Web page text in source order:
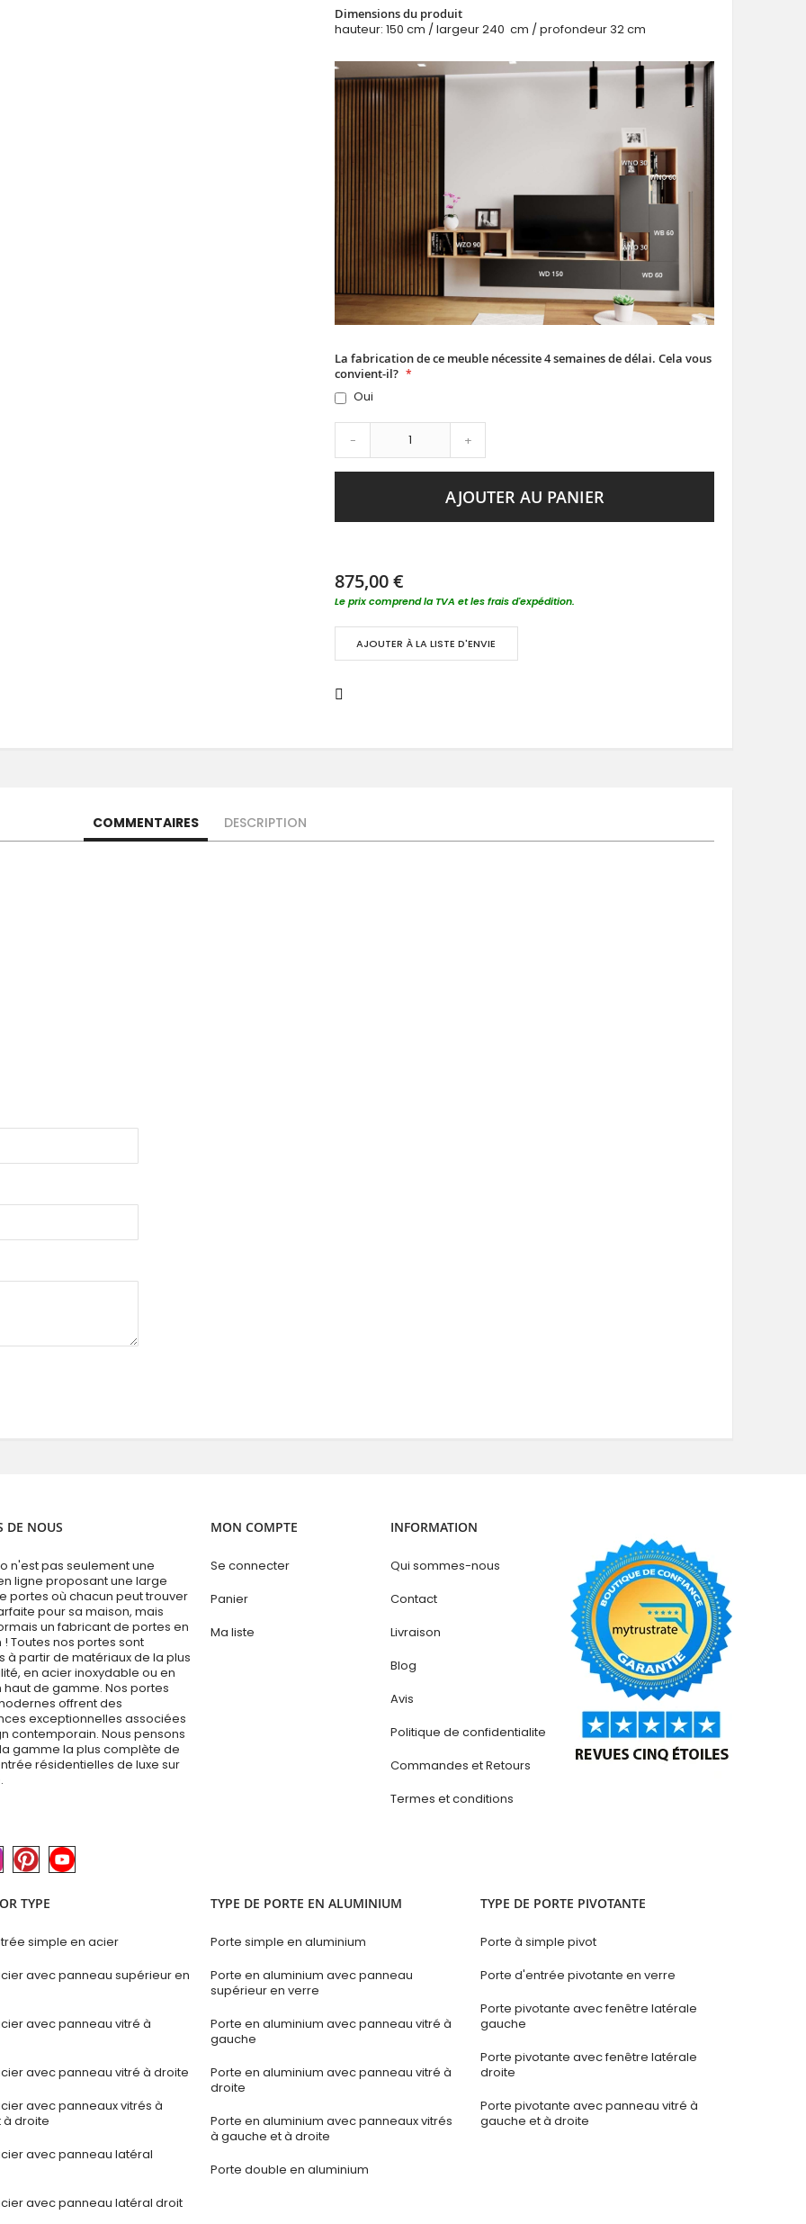
Dimensions du produit
hauteur: 150 cm / largeur 240 cm / profondeur 32 cm
La fabrication de ce meuble nécessite 4 semaines de délai. Cela vous
convient-il?
Oui
- +
AJOUTER AU PANIER
875,00 €
Le prix comprend la TVA et les frais d'expédition.
AJOUTER À LA LISTE D'ENVIE
COMMENTAIRES DESCRIPTION
DE NOUS
n'est pas seulement une
ligne proposant une large
portes où chacun peut trouver
pour sa maison, mais
un fabricant de portes en
Toutes nos portes sont
à partir de matériaux de la plus
en acier inoxydable ou en
haut de gamme. Nos portes
offrent des
exceptionnelles associées
contemporain. Nous pensons
gamme la plus complète de
résidentielles de luxe sur
MON COMPTE
Se connecter
Panier
Ma liste
INFORMATION
Qui sommes-nous
Contact
Livraison
Blog
Avis
Politique de confidentialite
Commandes et Retours
Termes et conditions
TYPE
simple en acier
avec panneau supérieur en
avec panneau vitré à
avec panneau vitré à droite
avec panneaux vitrés à
droite
avec panneau latéral
avec panneau latéral droit
TYPE DE PORTE EN ALUMINIUM
Porte simple en aluminium
Porte en aluminium avec panneau
supérieur en verre
Porte en aluminium avec panneau vitré à
gauche
Porte en aluminium avec panneau vitré à
droite
Porte en aluminium avec panneaux vitrés
à gauche et à droite
Porte double en aluminium
TYPE DE PORTE PIVOTANTE
Porte à simple pivot
Porte d'entrée pivotante en verre
Porte pivotante avec fenêtre latérale
gauche
Porte pivotante avec fenêtre latérale
droite
Porte pivotante avec panneau vitré à
gauche et à droite